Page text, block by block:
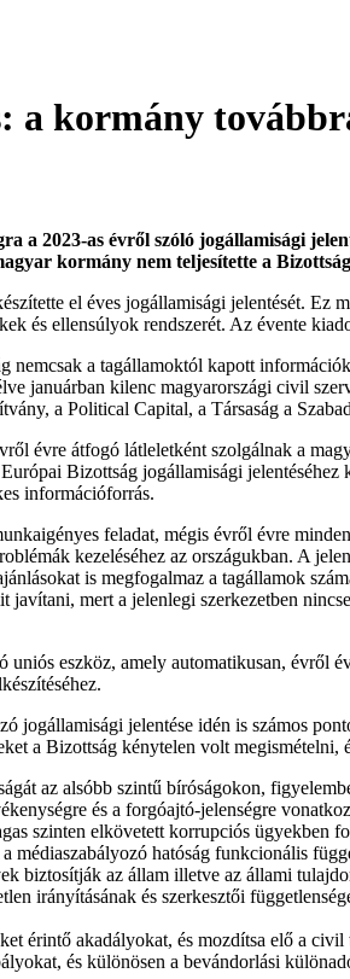
a kormány
a 2023-as évről szóló jogállamisági
kormány nem teljesítette a
el éves jogállamisági jelentését. Ez
és ellensúlyok rendszerét. Az évente
nemcsak a tagállamoktól kapott
januárban kilenc magyarországi civil
a Political Capital, a Társaság a
évre átfogó látleletként szolgálnak a
Bizottság jogállamisági
információforrás.
feladat, mégis évről évre
kezeléséhez az országukban. A
is megfogalmaz a tagállamok
javítani, mert a jelenlegi szerkezetben
uniós eszköz, amely automatikusan,
jogállamisági jelentése idén is számos
a Bizottság kénytelen volt
az alsóbb szintű bíróságokon,
és a forgóajtó-jelenségre
szinten elkövetett korrupciós ügyekben
médiaszabályozó hatóság funkcionális
biztosítják az állam illetve az állami
irányításának és szerkesztői
érintő akadályokat, és mozdítsa elő a
és különösen a bevándorlási